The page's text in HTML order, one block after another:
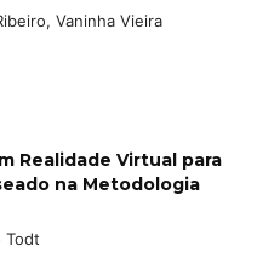
Vaninha Vieira
Realidade Virtual para
na Metodologia
Todt